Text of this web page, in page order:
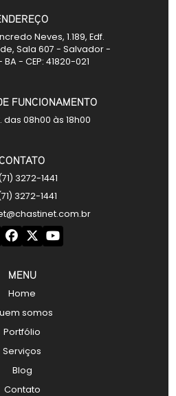
Neves, 1.189, Edf.
Sala 607 - Salvador -
- CEP: 41820-021
FUNCIONAMENTO
das 08h00 às 18h00
3272-1441
3272-1441
MENU
Home
Quem somos
Portfólio
Serviços
Blog
Contato